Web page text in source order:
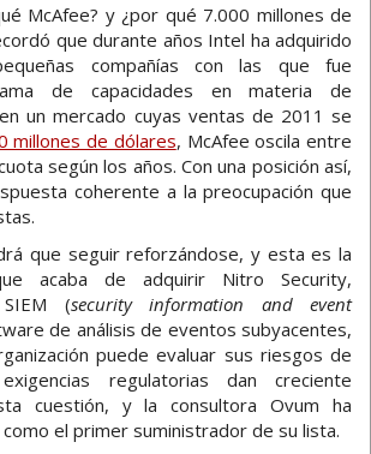
McAfee? y ¿por qué 7.000 millones de
que durante años Intel ha adquirido
compañías con las que fue
de capacidades en materia de
un mercado cuyas ventas de 2011 se
millones de dólares, McAfee oscila entre
según los años. Con una posición así,
coherente a la preocupación que
que seguir reforzándose, y esta es la
acaba de adquirir Nitro Security,
(security information and event
de análisis de eventos subyacentes,
puede evaluar sus riesgos de
regulatorias dan creciente
cuestión, y la consultora Ovum ha
el primer suministrador de su lista.